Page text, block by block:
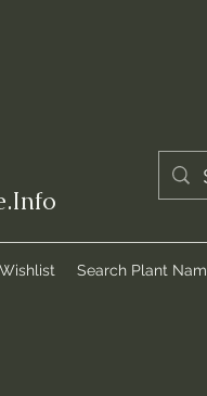
Search Plant